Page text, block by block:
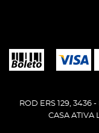
ROD ERS 129, 3436-
CASA ATIVA